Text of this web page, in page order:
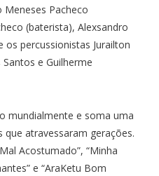
Pacheco
(baterista), Alexsandro
os percussionistas Jurailton
e Guilherme
mundialmente e soma uma
atravessaram gerações.
Acostumado”, “Minha
e “AraKetu Bom